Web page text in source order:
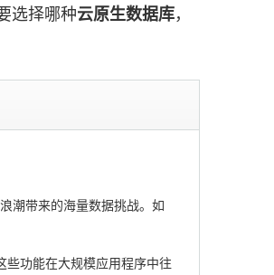
选择哪种云原生数据库，
潮带来的海量数据挑战。如
些功能在大规模应用程序中往